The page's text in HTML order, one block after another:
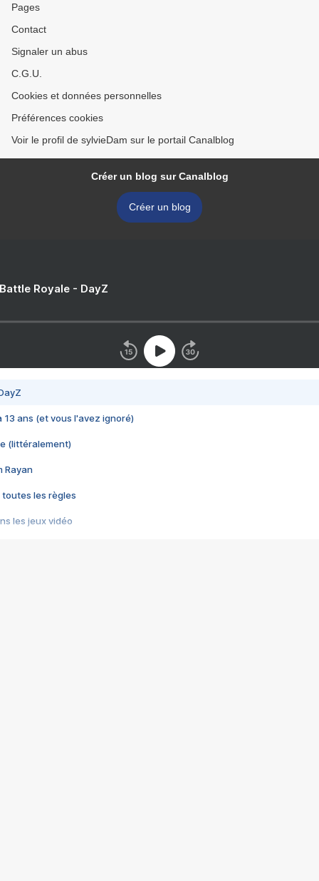
Pages
Contact
Signaler un abus
C.G.U.
Cookies et données personnelles
Préférences cookies
Voir le profil de sylvieDam sur le portail Canalblog
Créer un blog sur Canalblog
Créer un blog
Royale - DayZ
13 ans (et vous l'avez ignoré)
(littéralement)
Rayan
toutes les règles
les jeux vidéo